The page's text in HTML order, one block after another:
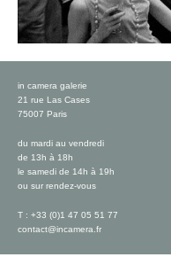
in camera galerie
21 rue Las Cases
75007 Paris
du mardi au vendredi
de 13h à 18h
le samedi de 14h à 19h
ou sur rendez-vous
T : +33 (0)1 47 05 51 77
contact@incamera.fr